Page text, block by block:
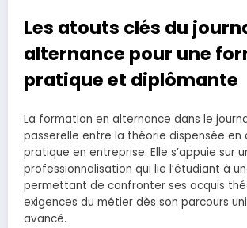
Les atouts clés du
alternance pour une
pratique et diplômante
La formation en alternance dans le
passerelle entre la théorie dispensée en
pratique en entreprise. Elle s’appuie sur
professionnalisation qui lie l’étudiant à
permettant de confronter ses acquis
exigences du métier dès son parcours
avancé.